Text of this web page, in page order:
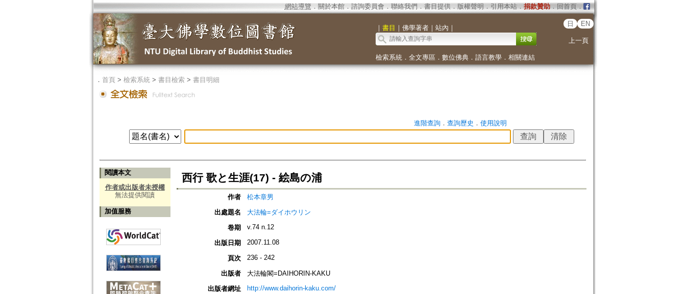
網站導覽 ． 關於本館． 諮詢委員會． 聯絡我們 ． 書目提供． 版權聲明 ． 引用本站． 捐款贊助．回首頁．
｜ 書目 ｜ 佛學著者｜ 站內 ｜
日 EN
上一頁
檢索系統． 全文專區 ． 數位佛典． 語言教學． 相關連結
． 首頁> 檢索系統> 書目檢索> 書目明細
進階查詢． 查詢歷史 ． 使用說明
閱讀本文
作者或出版者未授權
無法提供閱讀
加值服務
西行 歌と生涯(17) - 絵島の浦
作者
松本章男
出處題名
大法輪=ダイホウリン
卷期
v.74 n.12
出版日期 2007.11.08
頁次 236 - 242
出版者
大法輪閣=DAIHORIN-KAKU
出版者網址
http://www.daihorin-kaku.com/